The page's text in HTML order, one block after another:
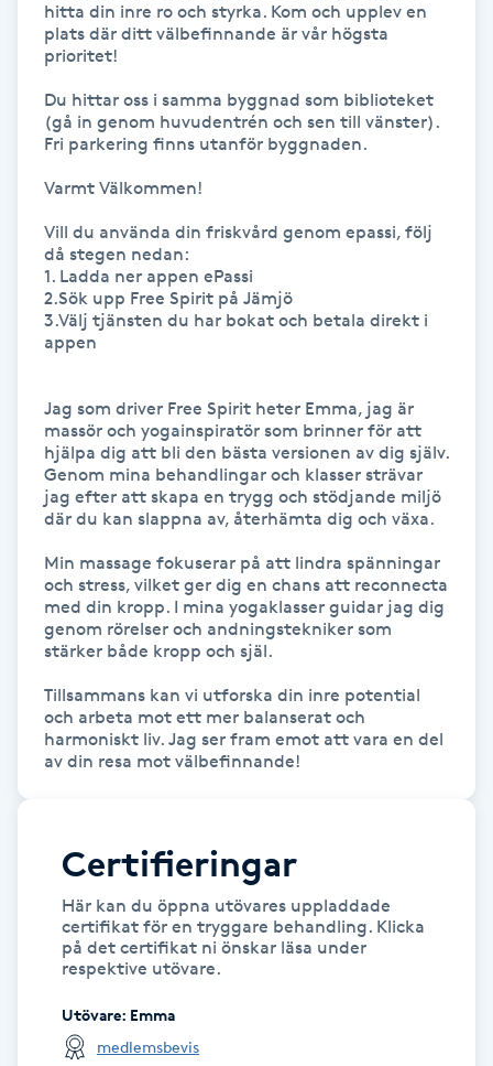
Idrottsmassage
IPL hårborttagning
IR-massage
Japansk massage
Katun fransar
Kemisk peeling
Keratinbehandling
Kinesisk medicin
Kiropraktik
Klangmassage
Klippning
Klippning & Slingor
Klippning ungdom
hitta din inre ro och styrka. Kom och upplev en
plats där ditt välbefinnande är vår högsta
prioritet!
Du hittar oss i samma byggnad som biblioteket
(gå in genom huvudentrén och sen till vänster).
Fri parkering finns utanför byggnaden.
Varmt Välkommen!
Vill du använda din friskvård genom epassi, följ
då stegen nedan:
1. Ladda ner appen ePassi
2.Sök upp Free Spirit på Jämjö
3.Välj tjänsten du har bokat och betala direkt i
appen
Jag som driver Free Spirit heter Emma, jag är
massör och yogainspiratör som brinner för att
hjälpa dig att bli den bästa versionen av dig själv.
Genom mina behandlingar och klasser strävar
jag efter att skapa en trygg och stödjande miljö
där du kan slappna av, återhämta dig och växa.
Min massage fokuserar på att lindra spänningar
och stress, vilket ger dig en chans att reconnecta
med din kropp. I mina yogaklasser guidar jag dig
genom rörelser och andningstekniker som
stärker både kropp och själ.
Tillsammans kan vi utforska din inre potential
och arbeta mot ett mer balanserat och
harmoniskt liv. Jag ser fram emot att vara en del
av din resa mot välbefinnande!
Certifieringar
Här kan du öppna utövares uppladdade
certifikat för en tryggare behandling. Klicka
på det certifikat ni önskar läsa under
respektive utövare.
Utövare: Emma
medlemsbevis